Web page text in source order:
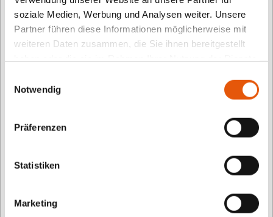
soziale Medien, Werbung und Analysen weiter. Unsere
Partner führen diese Informationen möglicherweise mit
weiteren Daten zusammen, die Sie ihnen bereitgestellt
Notwendig
Präferenzen
Statistiken
Marketing
Open-World zu erkunden. Vorteilhaft für alle, die das
Spiel schon kennen, denn einsteigerfreundlich ist
„Landwirtschafts-Simulator 22“ wie auch die
Vorgängerteile nicht. Wie bei allen realistischen
Simulationen muss man alle Fähigkeiten erlernen,
TOMMI.kids ist die Landingpage für alle Aktivitäten
pädagogische Fachkräfte, Bibliotheken und